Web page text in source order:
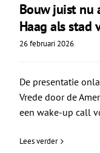
Bouw juist nu
Haag als stad
26 februari 2026
De presentatie
Vrede door de
een wake-up call
Lees verder